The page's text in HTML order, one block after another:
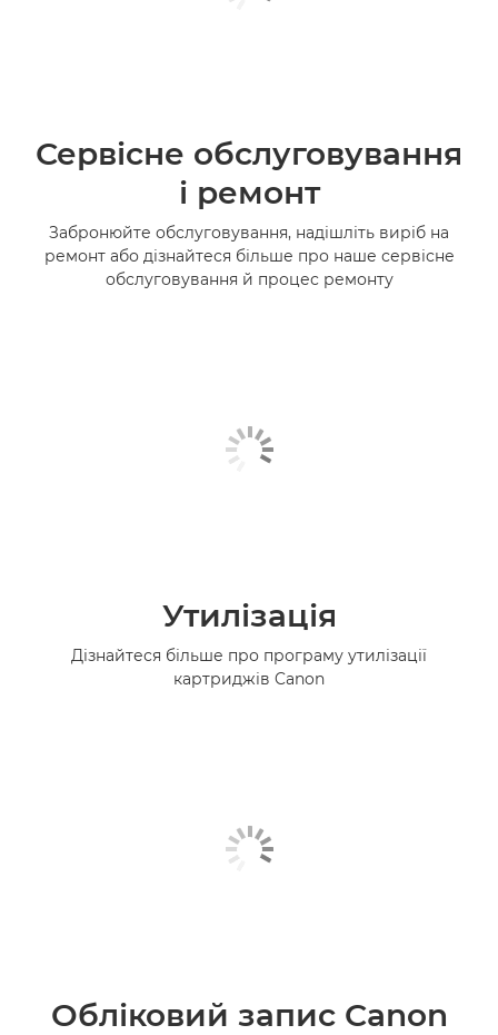
Сервісне обслуговування
і ремонт
Забронюйте обслуговування, надішліть виріб на
ремонт або дізнайтеся більше про наше сервісне
обслуговування й процес ремонту
Утилізація
Дізнайтеся більше про програму утилізації
картриджів Canon
Обліковий запис Canon